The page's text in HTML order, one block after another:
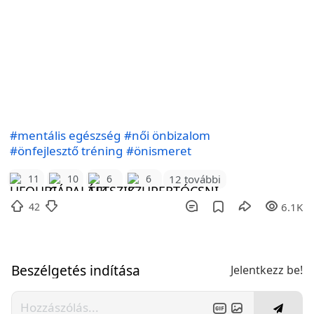
#mentális egészség #női önbizalom
#önfejlesztő tréning #önismeret
11 10 6 6 12 további
42 6.1K
Beszélgetés indítása Jelentkezz be!